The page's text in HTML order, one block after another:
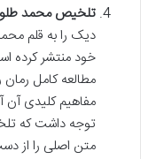
تلخیص محمد
دیک را به قلم
خود منتشر کرده
مطالعه کامل رمان
مفاهیم کلیدی آن
توجه داشت که
متن اصلی را از